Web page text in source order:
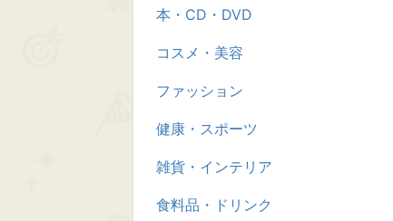
本・CD・DVD
コスメ・美容
ファッション
健康・スポーツ
雑貨・インテリア
食料品・ドリンク